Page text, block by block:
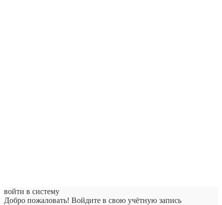
войти в систему
Добро пожаловать! Войдите в свою учётную запись